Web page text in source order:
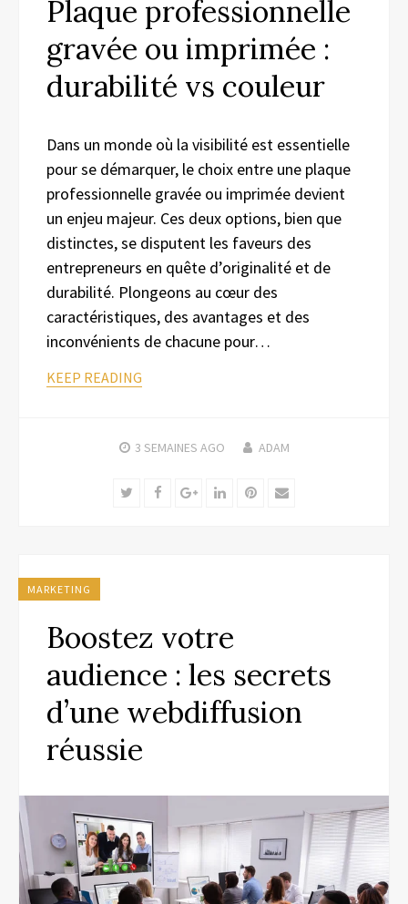
Plaque professionnelle
gravée ou imprimée :
durabilité vs couleur
Dans un monde où la visibilité est essentielle
pour se démarquer, le choix entre une plaque
professionnelle gravée ou imprimée devient
un enjeu majeur. Ces deux options, bien que
distinctes, se disputent les faveurs des
entrepreneurs en quête d’originalité et de
durabilité. Plongeons au cœur des
caractéristiques, des avantages et des
inconvénients de chacune pour…
KEEP READING
3 SEMAINES AGO ADAM
TwitterFacebookGoogle+LinkedInPinterest
Email
MARKETING
Boostez votre
audience : les secrets
d’une webdiffusion
réussie